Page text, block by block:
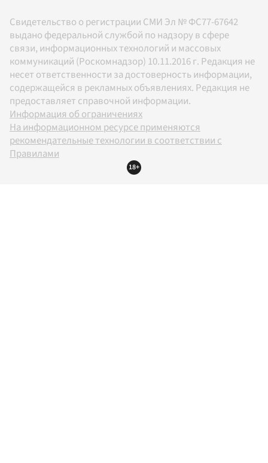
Свидетельство о регистрации СМИ Эл № ФС77-67642
выдано федеральной службой по надзору в сфере
связи, информационных технологий и массовых
коммуникаций (Роскомнадзор) 10.11.2016 г. Редакция не
несет ответственности за достоверность информации,
содержащейся в рекламных объявлениях. Редакция не
предоставляет справочной информации.
Информация об ограничениях
На информационном ресурсе применяются
рекомендательные технологии в соответствии с
Правилами
18+